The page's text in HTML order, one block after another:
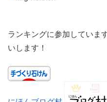
ランキングに参加していま
いします！